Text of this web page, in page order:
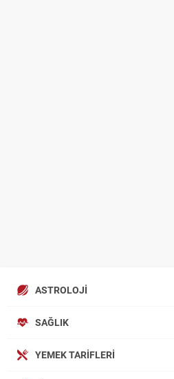
ASTROLOJI
SAĞLIK
YEMEK TARIFLERI